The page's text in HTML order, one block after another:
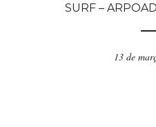
SURF –
13 de